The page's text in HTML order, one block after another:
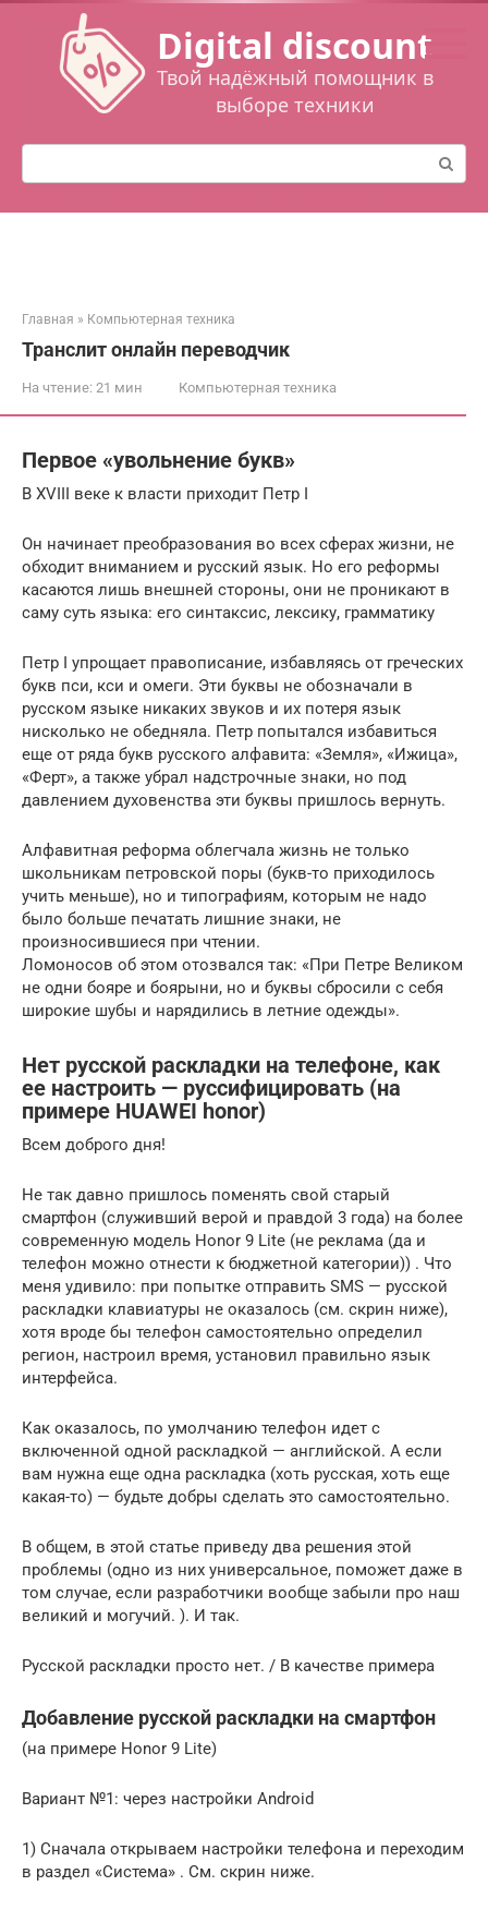
Перейти
контенту
Digital discount
Твой надёжный помощник в
выборе техники
Поиск:
Главная » Компьютерная техника
Транслит онлайн переводчик
На чтение: 21 мин Компьютерная техника
Первое «увольнение букв»
В XVIII веке к власти приходит Петр I
Он начинает преобразования во всех сферах жизни, не
обходит вниманием и русский язык. Но его реформы
касаются лишь внешней стороны, они не проникают в
саму суть языка: его синтаксис, лексику, грамматику
Петр I упрощает правописание, избавляясь от греческих
букв пси, кси и омеги. Эти буквы не обозначали в
русском языке никаких звуков и их потеря язык
нисколько не обедняла. Петр попытался избавиться
еще от ряда букв русского алфавита: «Земля», «Ижица»,
«Ферт», а также убрал надстрочные знаки, но под
давлением духовенства эти буквы пришлось вернуть.
Алфавитная реформа облегчала жизнь не только
школьникам петровской поры (букв-то приходилось
учить меньше), но и типографиям, которым не надо
было больше печатать лишние знаки, не
произносившиеся при чтении.
Ломоносов об этом отозвался так: «При Петре Великом
не одни бояре и боярыни, но и буквы сбросили с себя
широкие шубы и нарядились в летние одежды».
Нет русской раскладки на телефоне, как
ее настроить — руссифицировать (на
примере HUAWEI honor)
Всем доброго дня!
Не так давно пришлось поменять свой старый
смартфон (служивший верой и правдой 3 года) на более
современную модель Honor 9 Lite (не реклама (да и
телефон можно отнести к бюджетной категории)) . Что
меня удивило: при попытке отправить SMS — русской
раскладки клавиатуры не оказалось (см. скрин ниже),
хотя вроде бы телефон самостоятельно определил
регион, настроил время, установил правильно язык
интерфейса.
Как оказалось, по умолчанию телефон идет с
включенной одной раскладкой — английской. А если
вам нужна еще одна раскладка (хоть русская, хоть еще
какая-то) — будьте добры сделать это самостоятельно.
В общем, в этой статье приведу два решения этой
проблемы (одно из них универсальное, поможет даже в
том случае, если разработчики вообще забыли про наш
великий и могучий. ). И так.
Русской раскладки просто нет. / В качестве примера
Добавление русской раскладки на смартфон
(на примере Honor 9 Lite)
Вариант №1: через настройки Android
1) Сначала открываем настройки телефона и переходим
в раздел «Система» . См. скрин ниже.